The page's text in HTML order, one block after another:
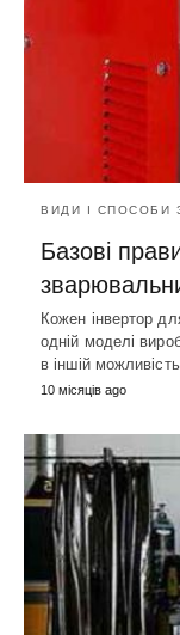
ВИДИ І СПОСОБИ
Базові
Кожен інвертор
одній моделі
в іншій
10 місяців ago